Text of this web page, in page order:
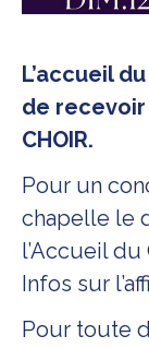
L’accueil
de recevoir
CHOIR.
Pour un
chapelle le
l’Accueil
Infos sur
Pour toute